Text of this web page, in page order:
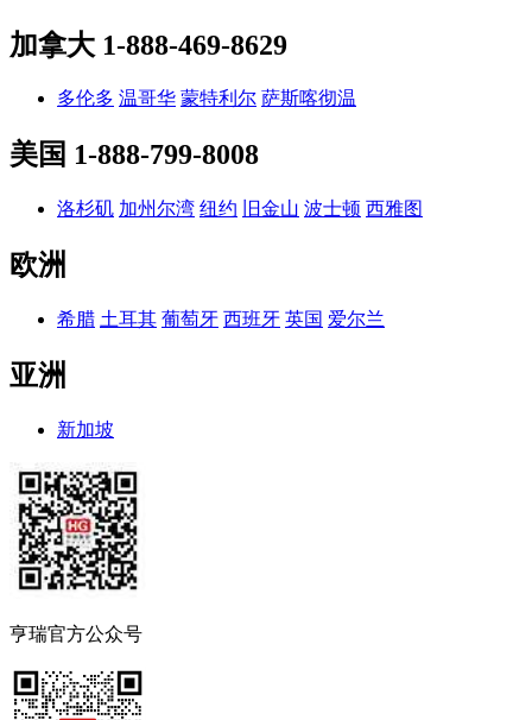
加拿大 1-888-469-8629
多伦多 温哥华 蒙特利尔 萨斯喀彻温
美国 1-888-799-8008
洛杉矶 加州尔湾 纽约 旧金山 波士顿 西雅图
欧洲
希腊 土耳其 葡萄牙 西班牙 英国 爱尔兰
亚洲
新加坡
亨瑞官方公众号